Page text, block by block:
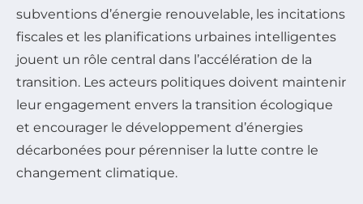
subventions d’énergie renouvelable, les incitations
fiscales et les planifications urbaines intelligentes
jouent un rôle central dans l’accélération de la
transition. Les acteurs politiques doivent maintenir
leur engagement envers la transition écologique
et encourager le développement d’énergies
décarbonées pour pérenniser la lutte contre le
changement climatique.